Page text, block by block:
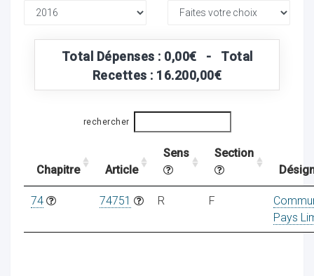
Total Dépenses : 0,00€ - Total
Recettes : 16.200,00€
rechercher
Chapitre Article
Sens
Section
74 74751 R F
Pays